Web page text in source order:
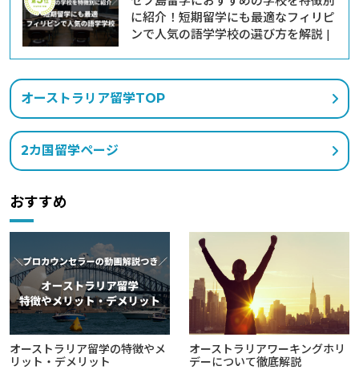
に紹介！短期留学にも最適なフィリピ
ンで人気の語学学校の選び方を解説 |
オーストラリア留学TOP
2カ国留学ページ
おすすめ
オーストラリア留学の特徴やメ
リット・デメリット
オーストラリアワーキングホリ
デーについて徹底解説